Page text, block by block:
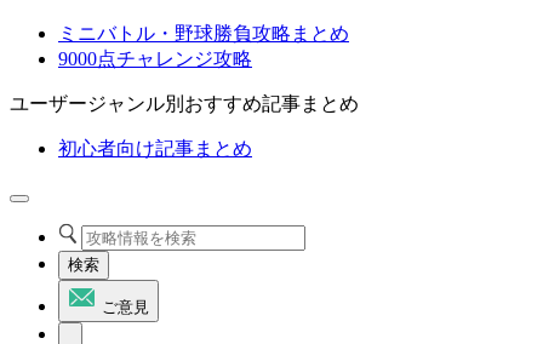
ミニバトル・野球勝負攻略まとめ
9000点チャレンジ攻略
ユーザージャンル別おすすめ記事まとめ
初心者向け記事まとめ
検索
ご意見